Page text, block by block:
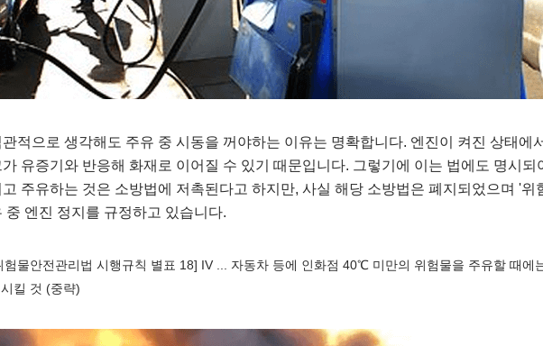
적으로 생각해도 주유 중 시동을 꺼야하는 이유는 명확합니다. 엔진이 켜진 상태에
유증기와 반응해 화재로 이어질 수 있기 때문입니다. 그렇기에 이는 법에도 명시되
주유하는 것은 소방법에 저촉된다고 하지만, 사실 해당 소방법은 폐지되었으며 '위
중 엔진 정지를 규정하고 있습니다.
험물안전관리법 시행규칙 별표 18] IV ... 자동차 등에 인화점 40℃ 미만의 위험물을 주유할 때에
킬 것 (중략)